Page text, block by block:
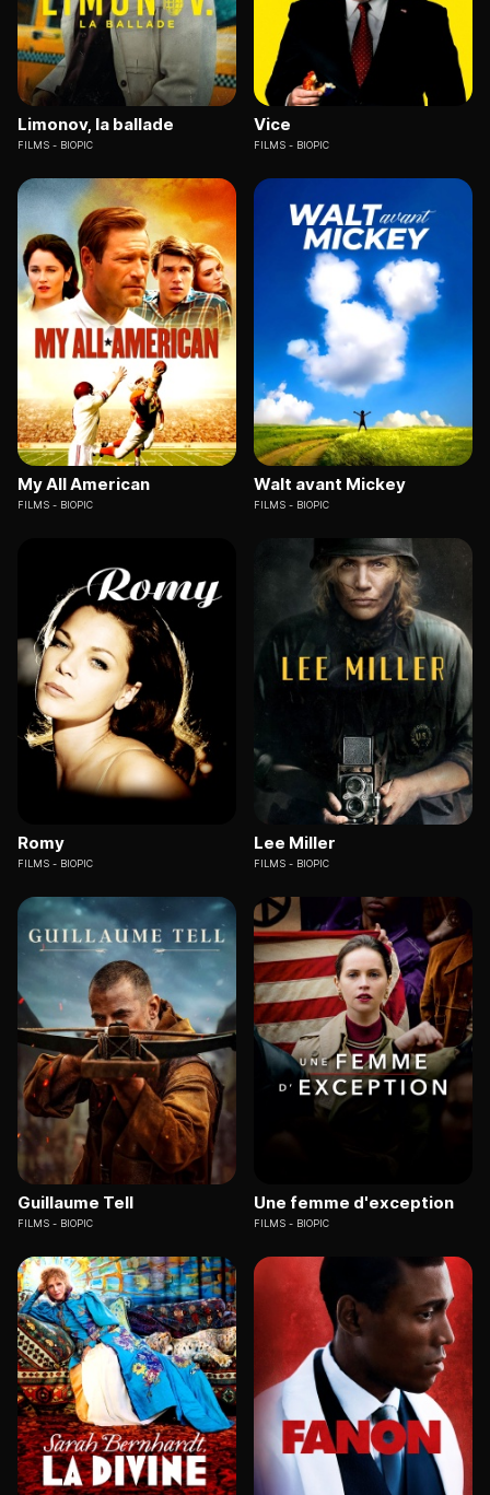
Limonov, la ballade
FILMS BIOPIC
Vice
FILMS BIOPIC
My All American
FILMS BIOPIC
Walt avant Mickey
FILMS BIOPIC
Romy
FILMS BIOPIC
Lee Miller
FILMS BIOPIC
Guillaume Tell
FILMS BIOPIC
Une femme d'exception
FILMS BIOPIC